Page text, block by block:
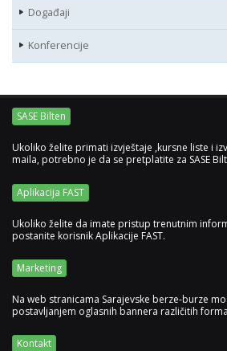
Događaji
Konferencije
SASE Bilten
Ukoliko želite primati izvještaje ,kursne liste i
maila, potrebno je da se pretplatite za SASE
Aplikacija FAST
Ukoliko želite da imate pristup trenutnim
postanite korisnik Aplikacije FAST.
Marketing
Na web stranicama Sarajevske berze-burze
postavljanjem oglasnih bannera različitih
Kontakt